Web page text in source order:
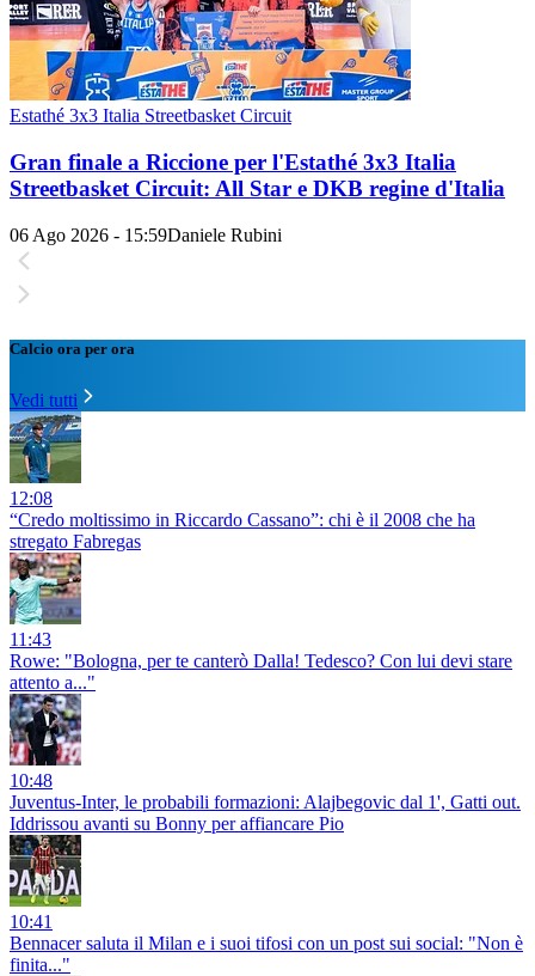
Estathé 3x3 Italia Streetbasket Circuit
Gran finale a Riccione per l'Estathé 3x3 Italia
Streetbasket Circuit: All Star e DKB regine d'Italia
06 Ago 2026 - 15:59Daniele Rubini
Calcio ora per ora
Vedi tutti
12:08
“Credo moltissimo in Riccardo Cassano”: chi è il 2008 che ha
stregato Fabregas
11:43
Rowe: "Bologna, per te canterò Dalla! Tedesco? Con lui devi stare
attento a..."
10:48
Juventus-Inter, le probabili formazioni: Alajbegovic dal 1', Gatti out.
Iddrissou avanti su Bonny per affiancare Pio
10:41
Bennacer saluta il Milan e i suoi tifosi con un post sui social: "Non è
finita..."